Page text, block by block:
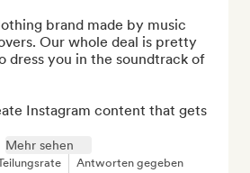
brand made by music
Our whole deal is pretty
dress you in the soundtrack of
Instagram content that gets
Mehr sehen
Antworten gegeben